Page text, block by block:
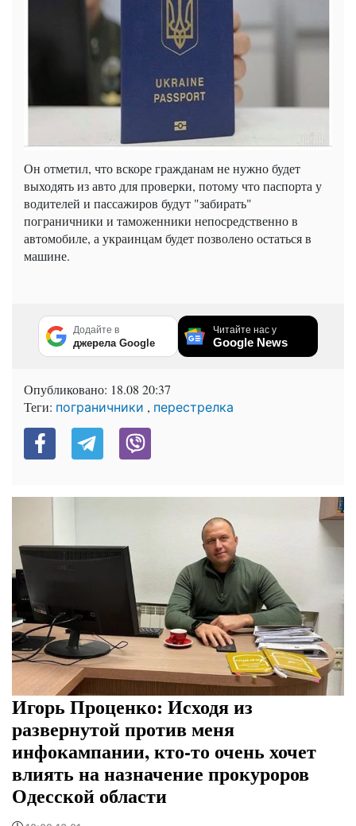
Он отметил, что вскоре гражданам не нужно будет
выходять из авто для проверки, потому что паспорта у
водителей и пассажиров будут "забирать"
пограничники и таможенники непосредственно в
автомобиле, а украинцам будет позволено остаться в
машине.
Додайте в
джерела Google
Читайте нас у
Google News
Опубликовано: 18.08 20:37
Теги: пограничники , перестрелка
Игорь Проценко: Исходя из
развернутой против меня
инфокампании, кто-то очень хочет
влиять на назначение прокуроров
Одесской области